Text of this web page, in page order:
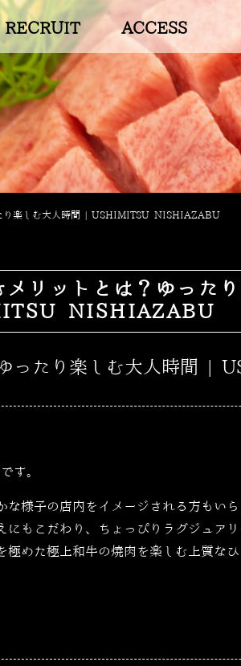
RECRUIT ACCESS
り楽しむ大人時間 | USHIMITSU NISHIAZABU
リットとは？ゆった
NISHIAZABU
ったり楽しむ大人時間 |
す。
様子の店内をイメージされる方もい
もこだわり、ちょっぴりラグジュア
めた極上和牛の焼肉を楽しむ上質な